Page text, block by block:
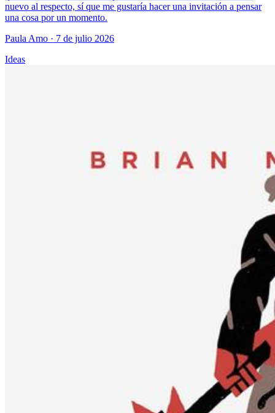
nuevo al respecto, sí que me gustaría hacer una invitación a pensar
una cosa por un momento.
Paula Amo · 7 de julio 2026
Ideas